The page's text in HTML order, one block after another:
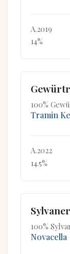
A.2019
14%
100%
Tramin
A.2022
14.5%
100%
Novacella